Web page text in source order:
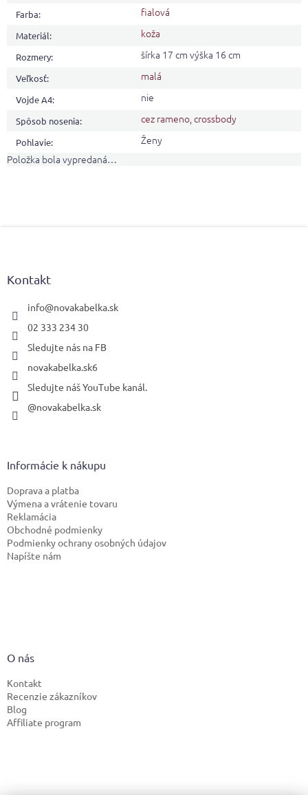
Farba: fialová
Materiál: koža
Rozmery: šírka 17 cm výška 16 cm
Veľkosť: malá
Vojde A4: nie
Spôsob nosenia: cez rameno,crossbody
Pohlavie:
Ženy
Položka bola vypredaná…
Kontakt
info@novakabelka.sk
02 333 234 30
Sledujte nás na FB
novakabelka.sk6
Sledujte náš YouTube kanál.
@novakabelka.sk
Informácie k nákupu
Doprava a platba
Výmena a vrátenie tovaru
Reklamácia
Obchodné podmienky
Podmienky ochrany osobných údajov
Napíšte nám
O nás
Kontakt
Recenzie zákazníkov
Blog
Affiliate program